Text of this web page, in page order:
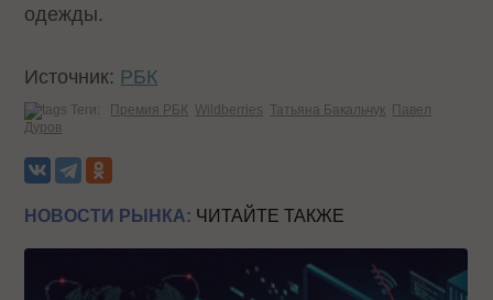
одежды.
Источник: РБК
Теги: Премия РБК Wildberries Татьяна Бакальчук Павел
Дуров
НОВОСТИ РЫНКА: ЧИТАЙТЕ ТАКЖЕ